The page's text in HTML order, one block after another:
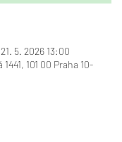
5. 2026 13:00
101 00 Praha 10-